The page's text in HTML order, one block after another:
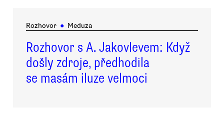
Rozhovor ● Meduza
Rozhovor s A. Jakovlevem: Když
došly zdroje, předhodila
se masám iluze velmoci